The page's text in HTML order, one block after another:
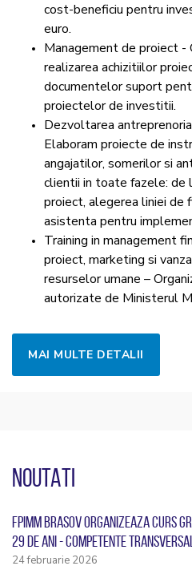
cost-beneficiu pentru
euro.
Management de proiect
realizarea achizitiilor
documentelor suport
proiectelor de investitii.
Dezvoltarea
Elaboram proiecte de
angajatilor, somerilor si
clientii in toate fazele: de
proiect, alegerea liniei de
asistenta pentru
Training in management
proiect, marketing si
resurselor umane –
autorizate de Ministerul
MAI MULTE DETALII
NOUTATI
FPIMM BRASOV ORGANIZEAZA CURS
29 DE ANI - COMPETENTE
24 februarie 2026